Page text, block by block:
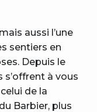
aussi l’une
sentiers en
Depuis le
s’offrent à vous
de la
Barbier, plus